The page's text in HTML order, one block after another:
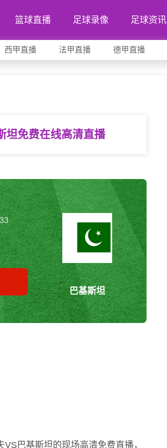
篮球直播 足球录像 足球资讯
西甲直播 法甲直播 德甲直播
坦免费在线高清直播
巴基斯坦
巴基斯坦的现场高清免费直播，